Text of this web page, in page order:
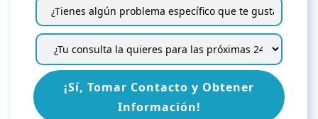
¡Sí, Tomar Contacto y Obtener
Información!